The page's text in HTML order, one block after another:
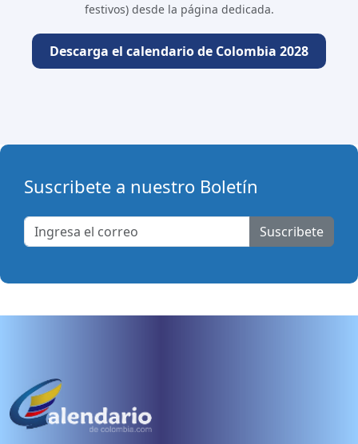
festivos) desde la página dedicada.
Descarga el calendario de Colombia 2028
Suscribete a nuestro Boletín
Suscribete